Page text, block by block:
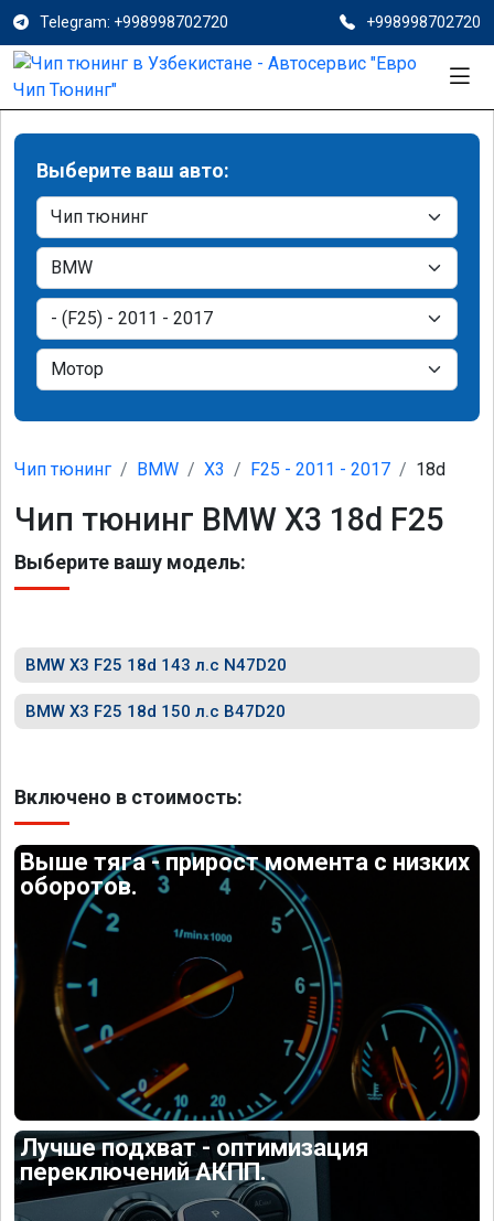
Telegram: +998998702720 +998998702720
Выберите ваш авто:
Чип тюнинг BMW X3 F25 - 2011 - 2017 18d
Чип тюнинг BMW X3 18d F25
Выберите вашу модель:
BMW X3 F25 18d 143 л.с N47D20
BMW X3 F25 18d 150 л.с B47D20
Включено в стоимость:
Выше тяга - прирост момента с низких
оборотов.
Лучше подхват - оптимизация
переключений АКПП.